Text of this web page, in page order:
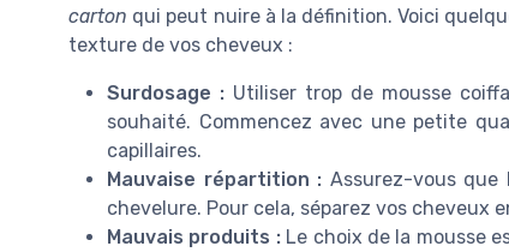
carton qui peut nuire à la définition. Voici
texture de vos cheveux :
Surdosage : Utiliser trop de mousse
souhaité. Commencez avec une petite
capillaires.
Mauvaise répartition : Assurez-vous que
chevelure. Pour cela, séparez vos cheveux
Mauvais produits :Le choix de la mousse